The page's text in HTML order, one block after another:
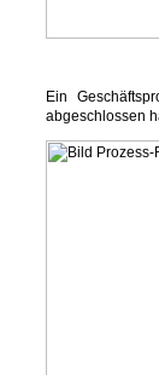
Ein
abgeschlossen